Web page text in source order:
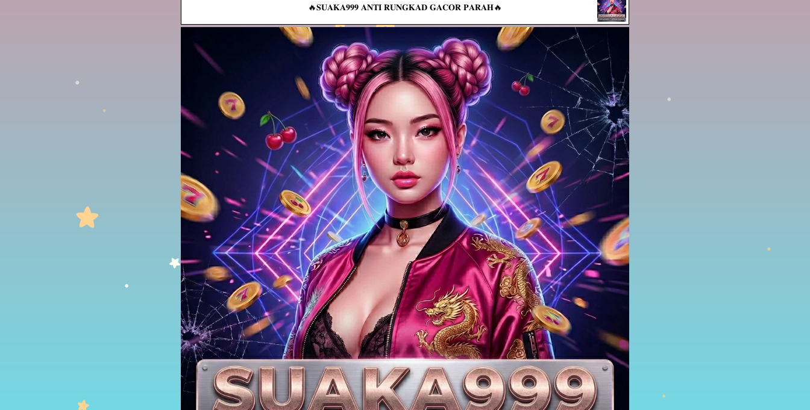
🔥𝐒𝐔𝐀𝐊𝐀𝟗𝟗𝟗 𝐀𝐍𝐓𝐈 𝐑𝐔𝐍𝐆𝐊𝐀𝐃 𝐆𝐀𝐂𝐎𝐑 𝐏𝐀𝐑𝐀𝐇🔥